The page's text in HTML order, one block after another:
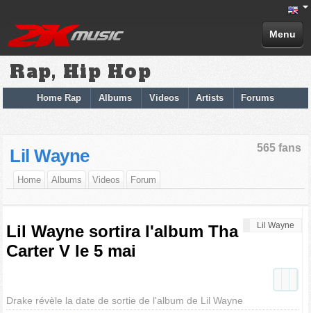
Menu
Rap, Hip Hop
Home Rap Albums Videos Artists Forums
565 fans
Lil Wayne
Home Albums Videos Forum
Lil Wayne
Lil Wayne sortira l'album Tha
Carter V le 5 mai
Drake révèle la date de sortie de l'album de Lil Wayne